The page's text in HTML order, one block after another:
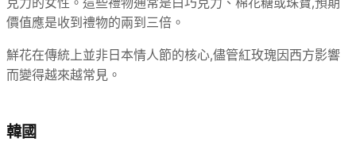
價值應是收到禮物的兩到三倍。
鮮花在傳統上並非日本情人節的核心,儘管紅玫瑰因西方影響
而變得越來越常見。
韓國